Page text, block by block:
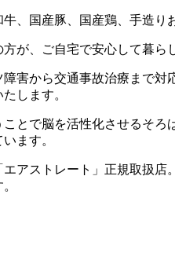
、国産豚、国産鶏、手造り
が、ご自宅で安心して暮ら
害から交通事故治療まで
します。
とで脳を活性化させるそ
ます。
アストレート」正規取扱